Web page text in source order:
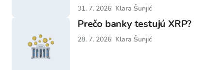
31. 7. 2026 Klara Šunjić
Prečo banky testujú XRP?
28. 7. 2026 Klara Šunjić